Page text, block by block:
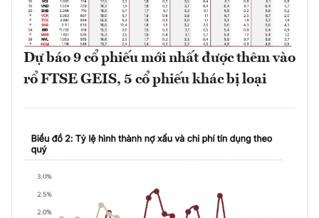
Dự báo 9 cổ phiếu mới nhất được thêm vào
rổ FTSE GEIS, 5 cổ phiếu khác bị loại